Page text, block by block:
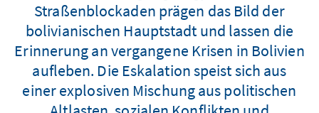
Straßenblockaden prägen das Bild der
bolivianischen Hauptstadt und lassen die
Erinnerung an vergangene Krisen in Bolivien
aufleben. Die Eskalation speist sich aus
einer explosiven Mischung aus politischen